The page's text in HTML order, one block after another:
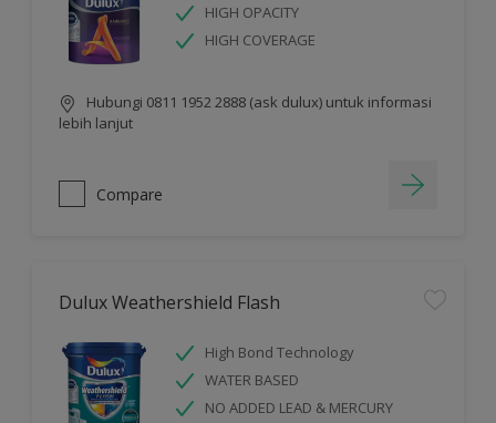
HIGH OPACITY
HIGH COVERAGE
Hubungi 0811 1952 2888 (ask dulux) untuk informasi
lebih lanjut
Compare
Dulux Weathershield Flash
High Bond Technology
WATER BASED
NO ADDED LEAD & MERCURY